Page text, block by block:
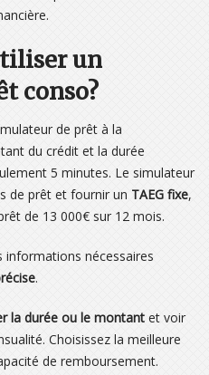
un
conso?
de prêt à la
du crédit et la durée
5 minutes. Le simulateur
de prêt et fournir un TAEG fixe,
de 13 000€ sur 12 mois.
informations nécessaires
.
la durée ou le montantet voir
Choisissez la meilleure
de remboursement.